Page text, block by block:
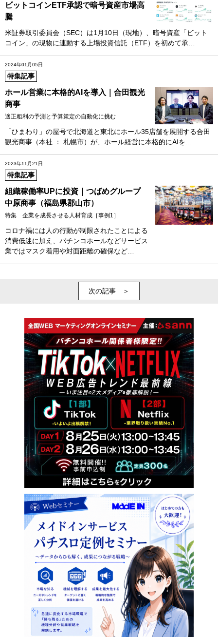
ビットコインETF承認で暗号資産市場高
騰
米証券取引委員会（SEC）は1月10日（現地）、暗号資産「ビット
コイン」の現物に連動する上場投資信託（ETF）を初めて承…
2024年01月05日
特集記事
ホール営業に本格的AIを導入｜合田観光
商事
適正粗利の予測と予算策定の自動化に挑む
「ひまわり」の屋号で北海道と東北にホール35店舗を展開する合田
観光商事（本社 ： 札幌市）が、ホール経営に本格的にAIを…
2023年11月21日
特集記事
組織稼働率UPに投資｜つばめグループ
中原商事（福島県郡山市）
特集 企業を成長させる人材育成［事例1］
コロナ禍には人の行動が制限されたことによる
消費低迷に加え、パチンコホールなどサービス
業ではマスク着用や対面距離の確保など…
次の記事 ＞